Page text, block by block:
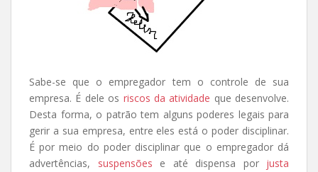
Sabe-se que o empregador tem o controle de sua
empresa. É dele os riscos da atividade que desenvolve.
Desta forma, o patrão tem alguns poderes legais para
gerir a sua empresa, entre eles está o poder disciplinar.
É por meio do poder disciplinar que o empregador dá
advertências, suspensões e até dispensa porjusta